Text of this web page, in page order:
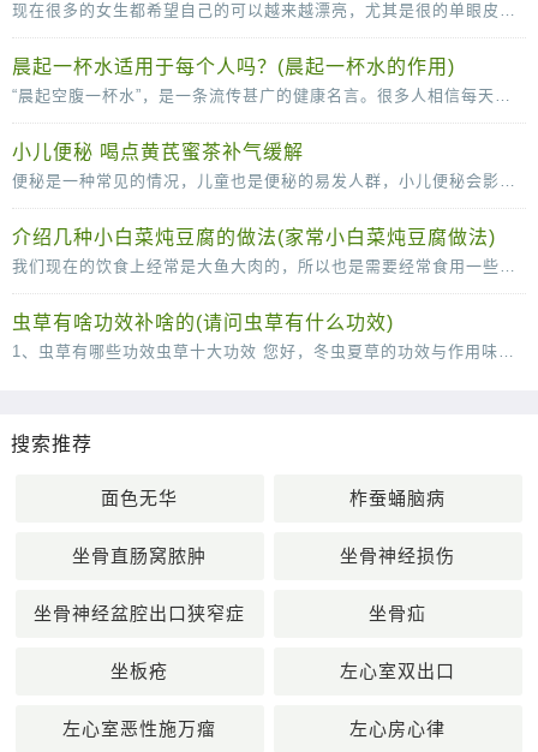
现在很多的女生都希望自己的可以越来越漂亮，尤其是很的单眼皮女生更是喜欢双眼皮，所以很多人都会选择通过做双眼皮手术的方法变成双眼皮。很多女生在做了双眼皮手术之后，会感觉
晨起一杯水适用于每个人吗？(晨起一杯水的作用)
“晨起空腹一杯水”，是一条流传甚广的健康名言。很多人相信每天的这杯水，可以清肠胃、排毒养颜、稀释血液，甚至还可以减少疾病的发生。那么，晨起一杯水适用于每个人吗？不是的。从
小儿便秘 喝点黄芪蜜茶补气缓解
便秘是一种常见的情况，儿童也是便秘的易发人群，小儿便秘会影响到身心的健康发育，所以小儿出现便秘的时候一定要及时的调理。下面中医就为父母们介绍几款辅助治疗便秘的食疗方，快
介绍几种小白菜炖豆腐的做法(家常小白菜炖豆腐做法)
我们现在的饮食上经常是大鱼大肉的，所以也是需要经常食用一些小清新的菜肴来很好的改善我们的肠胃的，说到这里，口味清淡的小白菜炖豆腐就是我们不得不说的一道菜了，这道菜虽然说
虫草有啥功效补啥的(请问虫草有什么功效)
1、虫草有哪些功效虫草十大功效 您好，冬虫夏草的功效与作用味甘，性平。能补肾壮阳，补肺平喘，止血化痰。用于肾虚阳痿，遗精，头昏耳鸣；肺虚或肺肾两虚，喘咳短气，或咳血；体虚自汗，畏风。1
搜索推荐
面色无华 柞蚕蛹脑病
坐骨直肠窝脓肿 坐骨神经损伤
坐骨神经盆腔出口狭窄症 坐骨疝
坐板疮 左心室双出口
左心室恶性施万瘤 左心房心律